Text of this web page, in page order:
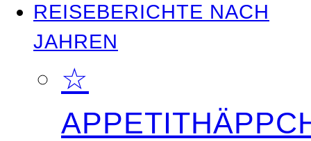
REISEBERICHTE NACH
JAHREN
☆